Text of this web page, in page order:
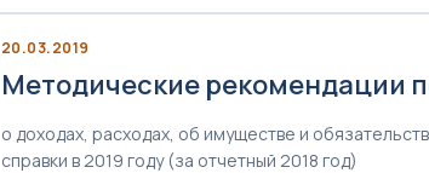
20.03.2019
Методические рекомендации
о доходах, расходах, об имуществе и
справки в 2019 году (за отчетный 2018 год)